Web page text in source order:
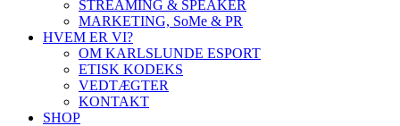
STREAMING & SPEAKER
MARKETING, SoMe & PR
HVEM ER VI?
OM KARLSLUNDE ESPORT
ETISK KODEKS
VEDTÆGTER
KONTAKT
SHOP